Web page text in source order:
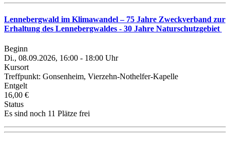
Lennebergwald im Klimawandel – 75 Jahre Zweckverband zur
Erhaltung des Lennebergwaldes - 30 Jahre Naturschutzgebiet
Beginn
Di., 08.09.2026, 16:00 - 18:00 Uhr
Kursort
Treffpunkt: Gonsenheim, Vierzehn-Nothelfer-Kapelle
Entgelt
16,00 €
Status
Es sind noch 11 Plätze frei